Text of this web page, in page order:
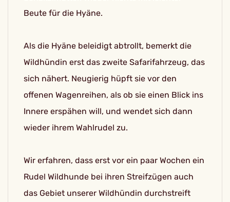
Beute für die Hyäne.
Als die Hyäne beleidigt abtrollt, bemerkt die
Wildhündin erst das zweite Safarifahrzeug, das
sich nähert. Neugierig hüpft sie vor den
offenen Wagenreihen, als ob sie einen Blick ins
Innere erspähen will, und wendet sich dann
wieder ihrem Wahlrudel zu.
Wir erfahren, dass erst vor ein paar Wochen ein
Rudel Wildhunde bei ihren Streifzügen auch
das Gebiet unserer Wildhündin durchstreift